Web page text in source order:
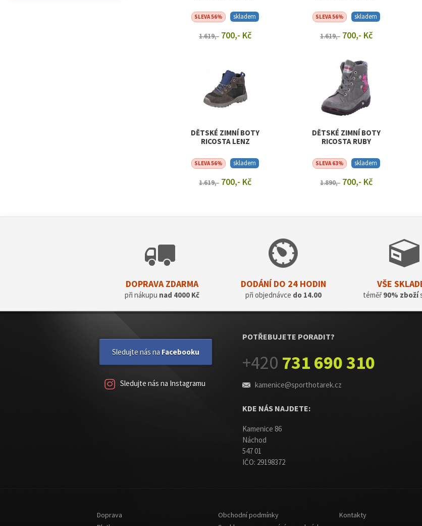
SLEVA 56% skladem
1.619,- 700,- Kč
SLEVA 56% skladem
1.619,- 700,- Kč
DĚTSKÉ ZIMNÍ BOTY
RICOSTA LENZ
SLEVA 56% skladem
1.619,- 700,- Kč
DĚTSKÉ ZIMNÍ BOTY
RICOSTA RUBY
SLEVA 63% skladem
1.890,- 700,- Kč
DOPRAVA ZDARMA
při nákupu nad 4000 Kč
DODÁNÍ DO 24 HODIN
při objednávce do 14.00
VŠE
téměř90% zboží
Sledujte nás na Facebooku
Sledujte nás na Instagramu
POTŘEBUJETE PORADIT?
+420 731 690 310
kamenice@sporthotarek.cz
KDE NÁS NAJDETE:
Kamenice 86
Náchod
547 01
IČO: 29198372
Doprava
Obchodní podmínky
Kontakty